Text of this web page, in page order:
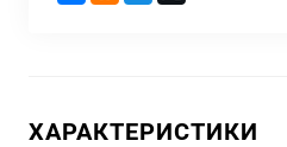
ХАРАКТЕРИСТИКИ